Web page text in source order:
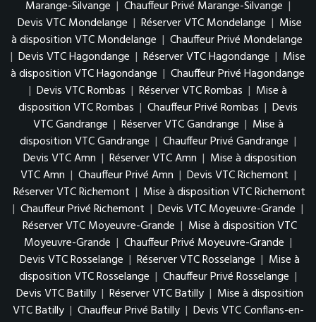
Marange-Silvange | Chauffeur Privé Marange-Silvange |
Devis VTC Mondelange | Réserver VTC Mondelange | Mise
à disposition VTC Mondelange | Chauffeur Privé Mondelange
| Devis VTC Hagondange | Réserver VTC Hagondange | Mise
à disposition VTC Hagondange | Chauffeur Privé Hagondange
| Devis VTC Rombas | Réserver VTC Rombas | Mise à
disposition VTC Rombas | Chauffeur Privé Rombas | Devis
VTC Gandrange | Réserver VTC Gandrange | Mise à
disposition VTC Gandrange | Chauffeur Privé Gandrange |
Devis VTC Amn | Réserver VTC Amn | Mise à disposition
VTC Amn | Chauffeur Privé Amn | Devis VTC Richemont |
Réserver VTC Richemont | Mise à disposition VTC Richemont
| Chauffeur Privé Richemont | Devis VTC Moyeuvre-Grande |
Réserver VTC Moyeuvre-Grande | Mise à disposition VTC
Moyeuvre-Grande | Chauffeur Privé Moyeuvre-Grande |
Devis VTC Rosselange | Réserver VTC Rosselange | Mise à
disposition VTC Rosselange | Chauffeur Privé Rosselange |
Devis VTC Batilly | Réserver VTC Batilly | Mise à disposition
VTC Batilly | Chauffeur Privé Batilly | Devis VTC Conflans-en-